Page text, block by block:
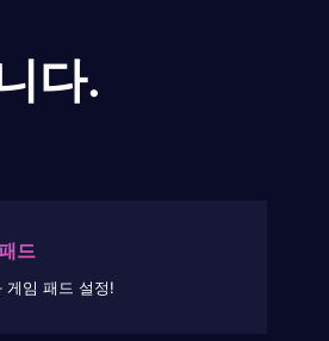
다.
드
게임 패드 설정!